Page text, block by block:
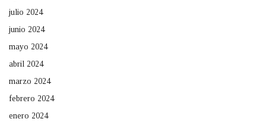
julio 2024
junio 2024
mayo 2024
abril 2024
marzo 2024
febrero 2024
enero 2024